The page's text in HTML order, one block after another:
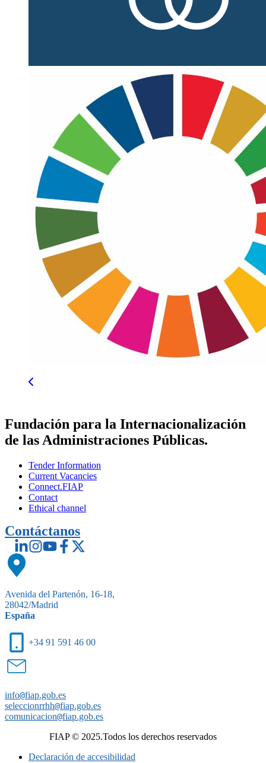
Fundación para la Internacionalización
de las Administraciones Públicas.
Tender Information
Current Vacancies
Connect.FIAP
Contact
Ethical channel
Contáctanos
Avenida del Partenón, 16-18,
28042/Madrid
España
+34 91 591 46 00
info@fiap.gob.es
seleccionrrhh@fiap.gob.es
comunicacion@fiap.gob.es
FIAP © 2025.Todos los derechos reservados
Declaración de accesibilidad